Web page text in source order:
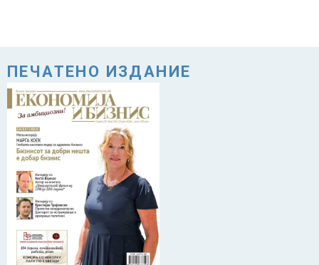
ПЕЧАТЕНО ИЗДАНИЕ